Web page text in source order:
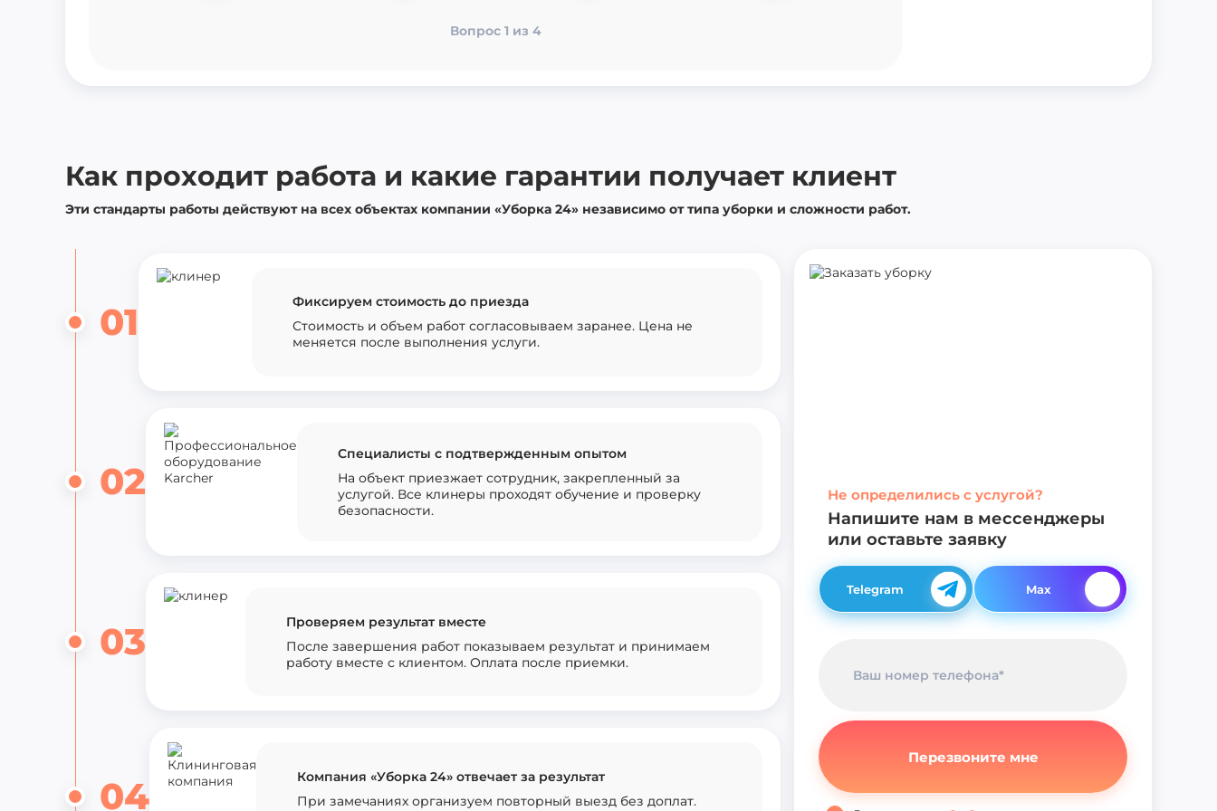
Вопрос 1 из 4
Вопрос 2 из 4
Вернуться назад Вопрос 4 из 4 Следующий вопрос
Как проходит работа и какие гарантии получает клиент
Эти стандарты работы действуют на всех объектах компании «Уборка 24» независимо от типа уборки и сложности работ.
01
Фиксируем стоимость до приезда
Стоимость и объем работ согласовываем заранее. Цена не
меняется после выполнения услуги.
02
Специалисты с подтвержденным опытом
На объект приезжает сотрудник, закрепленный за
услугой. Все клинеры проходят обучение и проверку
безопасности.
03
Проверяем результат вместе
После завершения работ показываем результат и принимаем
работу вместе с клиентом. Оплата после приемки.
04
Компания «Уборка 24» отвечает за результат
При замечаниях организуем повторный выезд без доплат.
Не определились с услугой?
Напишите нам в мессенджеры
или оставьте заявку
Telegram Max